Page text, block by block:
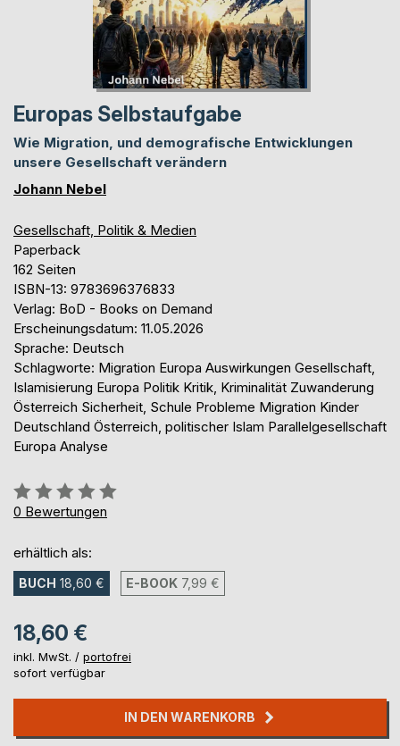
Europas Selbstaufgabe
Wie Migration, und demografische Entwicklungen
unsere Gesellschaft verändern
Johann Nebel
Gesellschaft, Politik & Medien
Paperback
162 Seiten
ISBN-13: 9783696376833
Verlag: BoD - Books on Demand
Erscheinungsdatum: 11.05.2026
Sprache: Deutsch
Schlagworte: Migration Europa Auswirkungen Gesellschaft,
Islamisierung Europa Politik Kritik, Kriminalität Zuwanderung
Österreich Sicherheit, Schule Probleme Migration Kinder
Deutschland Österreich, politischer Islam Parallelgesellschaft
Europa Analyse
Bewertung::
0%
0 Bewertungen
erhältlich als:
BUCH 18,60 € E-BOOK 7,99 €
18,60 €
inkl. MwSt. / portofrei
sofort verfügbar
IN DEN WARENKORB